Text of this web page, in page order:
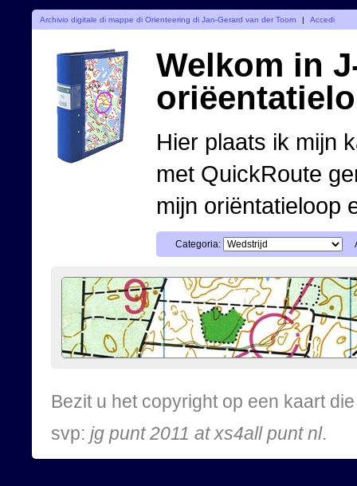
Archivio digitale di mappe di Orienteering di Jan-Gerard van der Toorn | Accedi
Welkom in
Hier plaats ik mijn
met QuickRoute
mijn oriëntatieloop
Categoria:
Bezit u het copyright op een kaart
svp: jg punt 2011 at xs4all punt nl.